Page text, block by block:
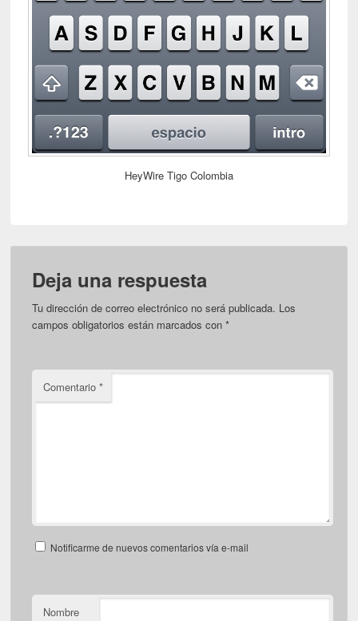
HeyWire Tigo Colombia
Deja una respuesta
Tu dirección de correo electrónico no será publicada. Los
campos obligatorios están marcados con*
Comentario*
Notificarme de nuevos comentarios vía e-mail
Nombre